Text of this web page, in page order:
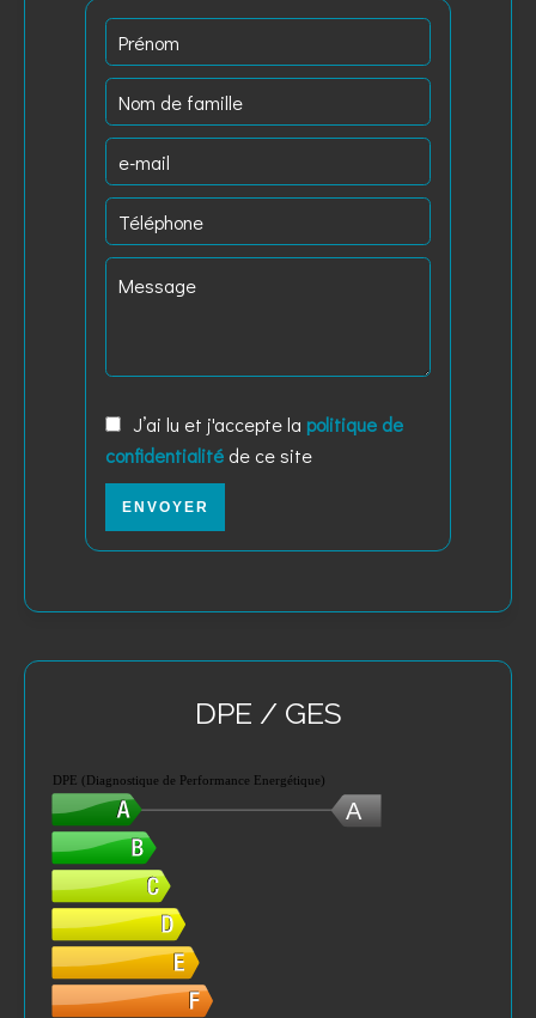
J’ai lu et j'accepte la politique de
confidentialité de ce site
ENVOYER
DPE / GES
A
DPE (Diagnostique de Performance Energétique)